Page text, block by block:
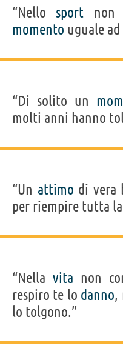
“Nello sport non
momento uguale
“Di solito un
molti anni hanno
“Un attimo di vera
per riempire tutta la
“Nella vita non
respiro te lo danno,
lo tolgono.”